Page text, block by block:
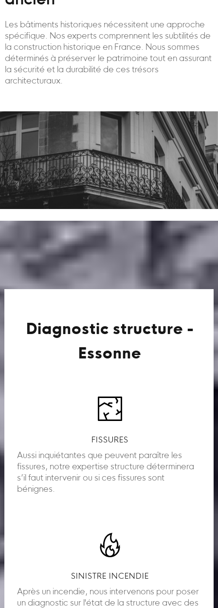
Les bâtiments historiques nécessitent une approche
spécifique. Nos experts comprennent les subtilités de
la construction historique en France. Nous sommes
déterminés à préserver le patrimoine tout en assurant
la sécurité et la durabilité de ces trésors
architecturaux.
Diagnostic structure -
Essonne
FISSURES
Aussi inquiétantes que peuvent paraître les
fissures, notre expertise structure déterminera
s’il faut intervenir ou si ces fissures sont
bénignes.
SINISTRE INCENDIE
Après un incendie, nous intervenons pour poser
un diagnostic sur l'état de la structure avec des